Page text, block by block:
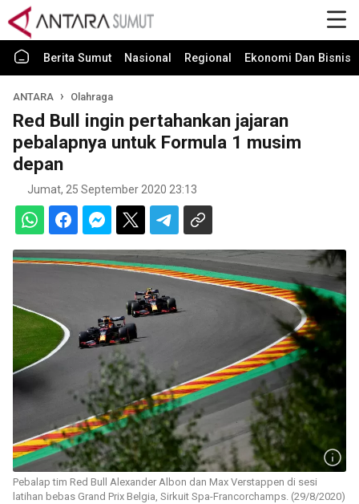
Berita Sumut Nasional Regional Ekonomi Dan Bisnis
ANTARA Olahraga
Red Bull ingin pertahankan jajaran
pebalapnya untuk Formula 1 musim
depan
Jumat, 25 September 2020 23:13
Pebalap tim Red Bull Alexander Albon dan Max Verstappen di sesi
latihan bebas Grand Prix Belgia, Sirkuit Spa-Francorchamps. (29/8/2020)